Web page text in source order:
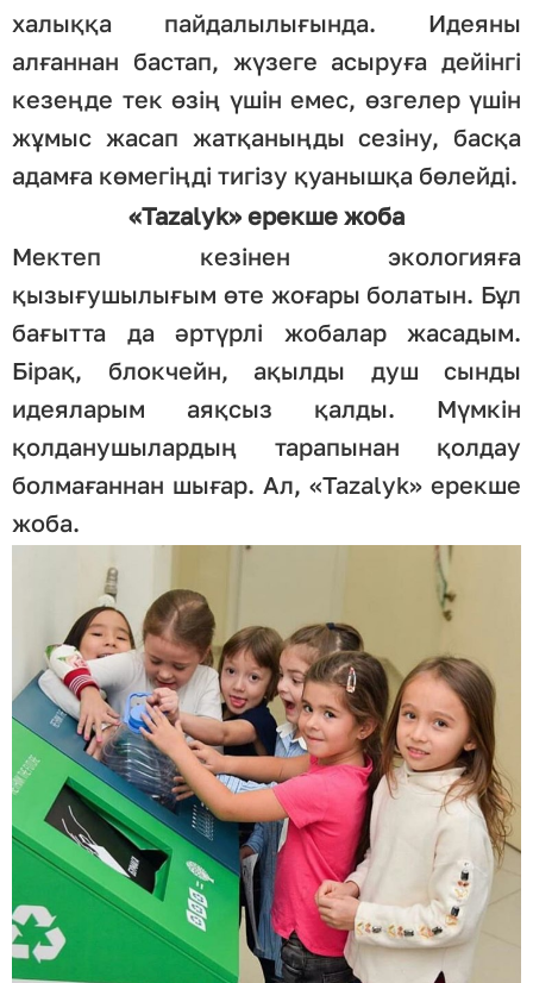
халыққа пайдалылығында. Идеяны
алғаннан бастап, жүзеге асыруға дейінгі
кезеңде тек өзің үшін емес, өзгелер үшін
жұмыс жасап жатқаныңды сезіну, басқа
адамға көмегіңді тигізу қуанышқа бөлейді.
«Tazalyk» ерекше жоба
Мектеп кезінен экологияға
қызығушылығым өте жоғары болатын. Бұл
бағытта да әртүрлі жобалар жасадым.
Бірақ, блокчейн, ақылды душ сынды
идеяларым аяқсыз қалды. Мүмкін
қолданушылардың тарапынан қолдау
болмағаннан шығар. Ал, «Tazalyk» ерекше
жоба.